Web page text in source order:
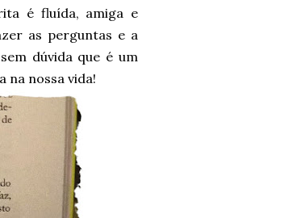
é fluída, amiga e
as perguntas e a
dúvida que é um
na nossa vida!